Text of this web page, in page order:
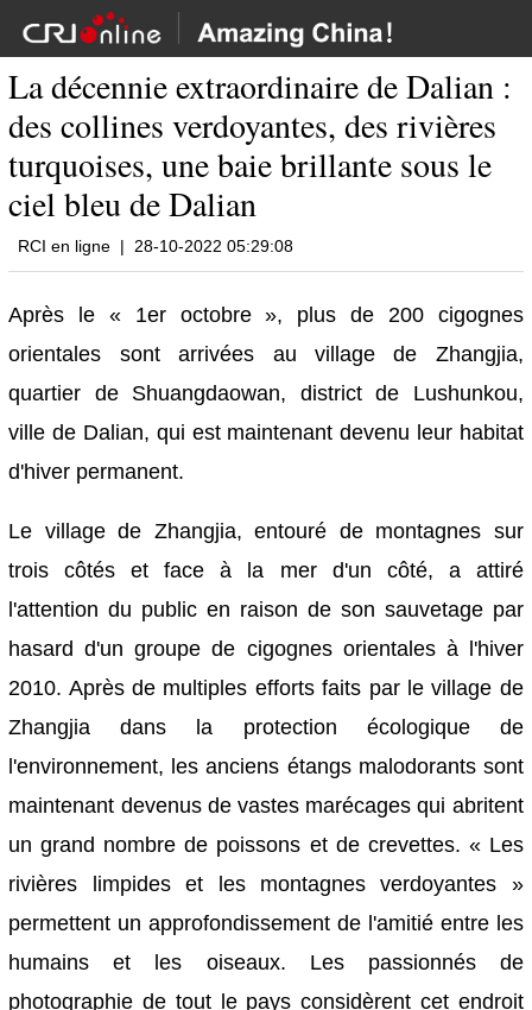
La décennie extraordinaire de Dalian :
des collines verdoyantes, des rivières
turquoises, une baie brillante sous le
ciel bleu de Dalian
RCI en ligne | 28-10-2022 05:29:08
Après le « 1er octobre », plus de 200 cigognes
orientales sont arrivées au village de Zhangjia,
quartier de Shuangdaowan, district de Lushunkou,
ville de Dalian, qui est maintenant devenu leur habitat
d'hiver permanent.
Le village de Zhangjia, entouré de montagnes sur
trois côtés et face à la mer d'un côté, a attiré
l'attention du public en raison de son sauvetage par
hasard d'un groupe de cigognes orientales à l'hiver
2010. Après de multiples efforts faits par le village de
Zhangjia dans la protection écologique de
l'environnement, les anciens étangs malodorants sont
maintenant devenus de vastes marécages qui abritent
un grand nombre de poissons et de crevettes. « Les
rivières limpides et les montagnes verdoyantes »
permettent un approfondissement de l'amitié entre les
humains et les oiseaux. Les passionnés de
photographie de tout le pays considèrent cet endroit